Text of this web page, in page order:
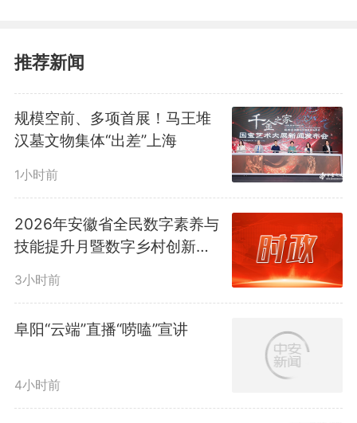
这时，景区工作人员主动迎了
上去，“先生，这是我们的便民
伞。您需要的话，可以拿去
用。”“谢谢，我是外地的。这把雨
伞以后怕是不方便还！”这名游客
推荐新闻
规模空前、多项首展！马王堆
汉墓文物集体“出差”上海
1小时前
2026年安徽省全民数字素养与
技能提升月暨数字乡村创新大
3小时前
阜阳“云端”直播“唠嗑”宣讲
4小时前